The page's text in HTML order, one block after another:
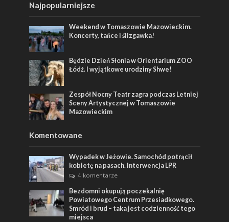
Najpopularniejsze
Weekend w Tomaszowie Mazowieckim.
Koncerty, tańce i ślizgawka!
Będzie Dzień Słonia w Orientarium ZOO
Łódź. I wyjątkowe urodziny Shwe!
Zespół Nocny Teatr zagra podczas Letniej
Sceny Artystycznej w Tomaszowie
Mazowieckim
Komentowane
Wypadek w Jeżowie. Samochód potrącił
kobietę na pasach. Interwencja LPR
4 komentarze
Bezdomni okupują poczekalnię
Powiatowego Centrum Przesiadkowego.
Smród i brud – taka jest codzienność tego
miejsca